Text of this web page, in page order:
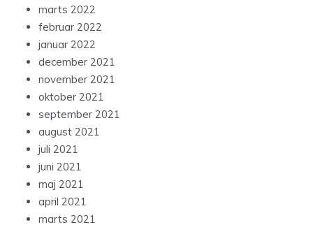
marts 2022
februar 2022
januar 2022
december 2021
november 2021
oktober 2021
september 2021
august 2021
juli 2021
juni 2021
maj 2021
april 2021
marts 2021